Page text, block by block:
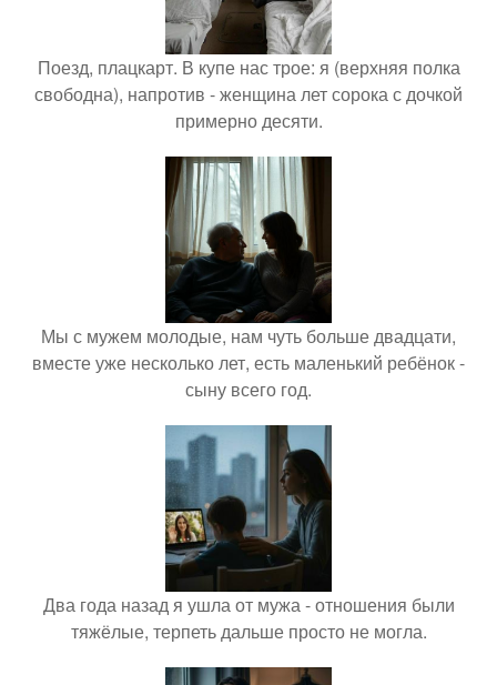
Поезд, плацкарт. В купе нас трое: я (верхняя полка
свободна), напротив - женщина лет сорока с дочкой
примерно десяти.
Мы с мужем молодые, нам чуть больше двадцати,
вместе уже несколько лет, есть маленький ребёнок -
сыну всего год.
Два года назад я ушла от мужа - отношения были
тяжёлые, терпеть дальше просто не могла.